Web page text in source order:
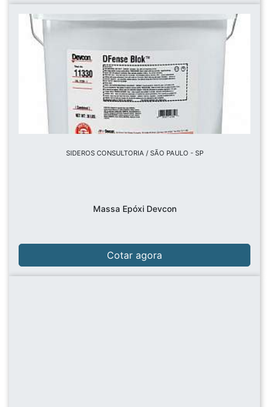
SIDEROS CONSULTORIA / SÃO PAULO - SP
Massa Epóxi Devcon
Cotar agora